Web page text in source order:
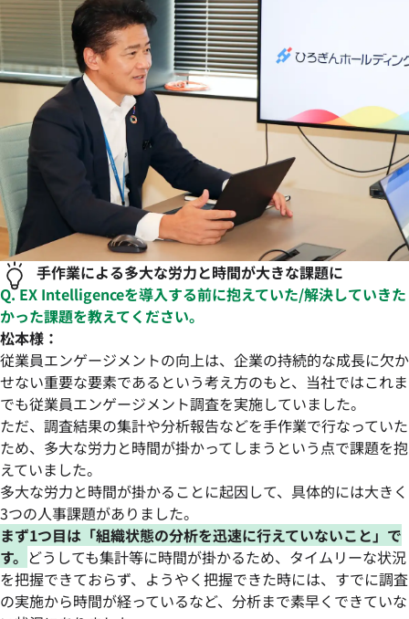
手作業による多大な労力と時間が大きな課題に
Q. EX Intelligenceを導入する前に抱えていた/解決していきた
かった課題を教えてください。
松本様：
従業員エンゲージメントの向上は、企業の持続的な成長に欠か
せない重要な要素であるという考え方のもと、当社ではこれま
でも従業員エンゲージメント調査を実施していました。
ただ、調査結果の集計や分析報告などを手作業で行なっていた
ため、多大な労力と時間が掛かってしまうという点で課題を抱
えていました。
多大な労力と時間が掛かることに起因して、具体的には大きく
3つの人事課題がありました。
まず1つ目は「組織状態の分析を迅速に行えていないこと」で
す。 どうしても集計等に時間が掛かるため、タイムリーな状況
を把握できておらず、ようやく把握できた時には、すでに調査
の実施から時間が経っているなど、分析まで素早くできていな